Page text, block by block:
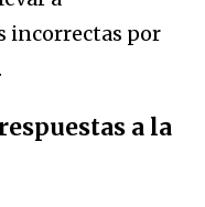
incorrectas por
a la